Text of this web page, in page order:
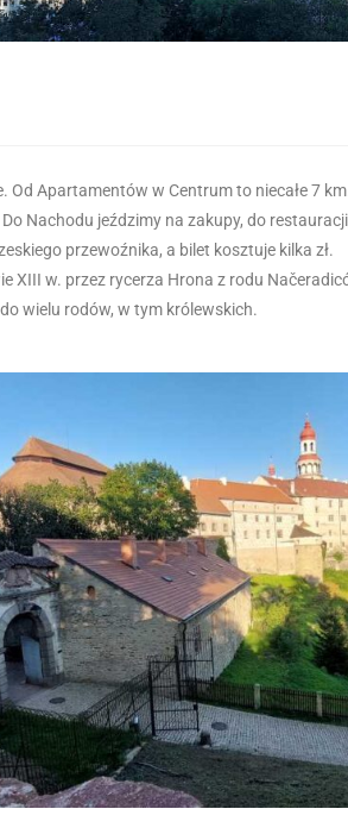
Od Apartamentów w Centrum to niecałe 7
Nachodu jeździmy na zakupy, do
przewoźnika, a bilet kosztuje kilka zł.
XIII w. przez rycerza Hrona z rodu
wielu rodów, w tym królewskich.